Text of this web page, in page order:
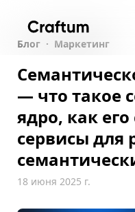
Блог · Маркетинг
— что такое
ядро, как
сервисы для
18 июня 2025 г.